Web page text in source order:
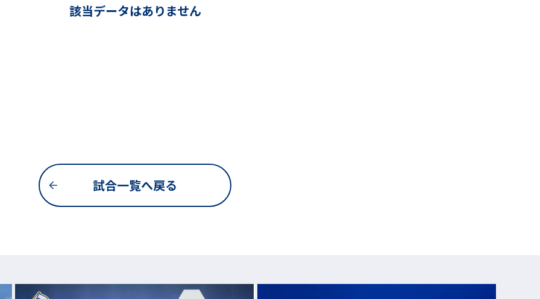
試合一覧へ戻る